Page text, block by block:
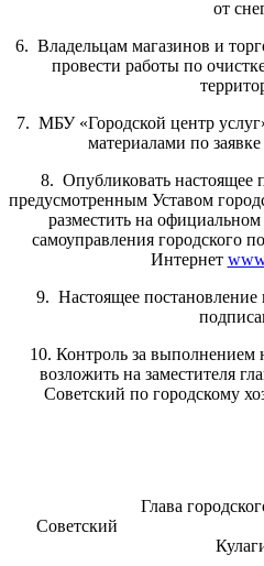
от
6. Владельцам магазинов и
провести работы по
7. МБУ «Городской центр
материалами по
8. Опубликовать настоящее
предусмотренным Уставом
разместить на
самоуправления городского
Интернет
9. Настоящее постановление
10. Контроль за выполнением
возложить на заместителя
Советский по городскому
Глава